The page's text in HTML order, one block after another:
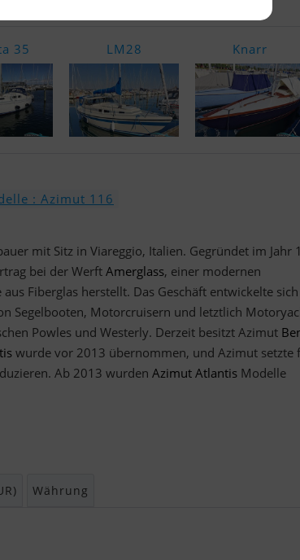
35 LM28 Knarr
: Azimut 116
mit Sitz in Viareggio, Italien. Gegründet im Jahr
bei der Werft Amerglass, einer modernen
Fiberglas herstellt. Das Geschäft entwickelte
Segelbooten, Motorcruisern und letztlich
Powles und Westerly. Derzeit besitzt Azimut
wurde vor 2013 übernommen, und Azimut setzte
Ab 2013 wurden Azimut Atlantis Modelle
Währung